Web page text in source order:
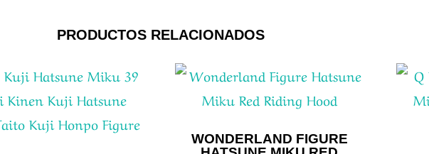
PRODUCTOS RELACIONADOS
WONDERLAND FIGURE